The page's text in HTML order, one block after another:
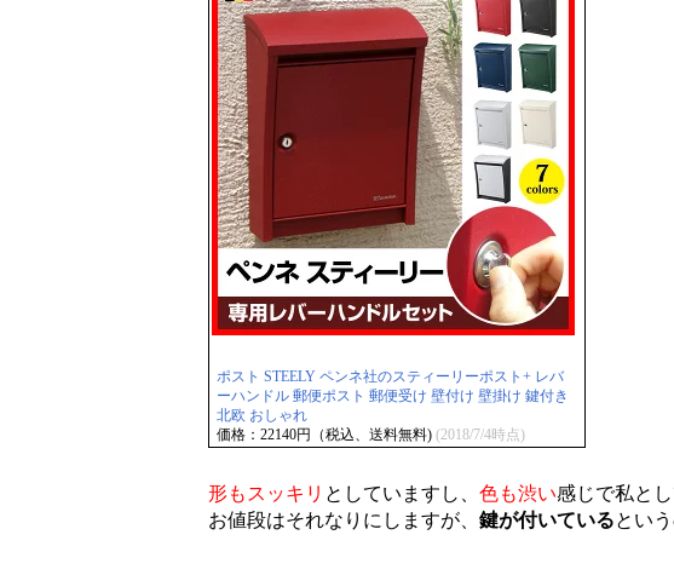
ポスト STEELY ペンネ社のスティーリーポスト+ レバ
ーハンドル 郵便ポスト 郵便受け 壁付け 壁掛け 鍵付き
北欧 おしゃれ
価格：22140円（税込、送料無料) (2018/7/4時点)
形もスッキリ としていますし、 色も渋い感じで私と
お値段はそれなりにしますが、 鍵が付いているとい